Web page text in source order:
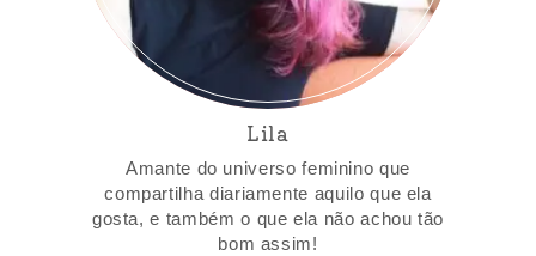
Lila
Amante do universo feminino que
compartilha diariamente aquilo que ela
gosta, e também o que ela não achou tão
bom assim!